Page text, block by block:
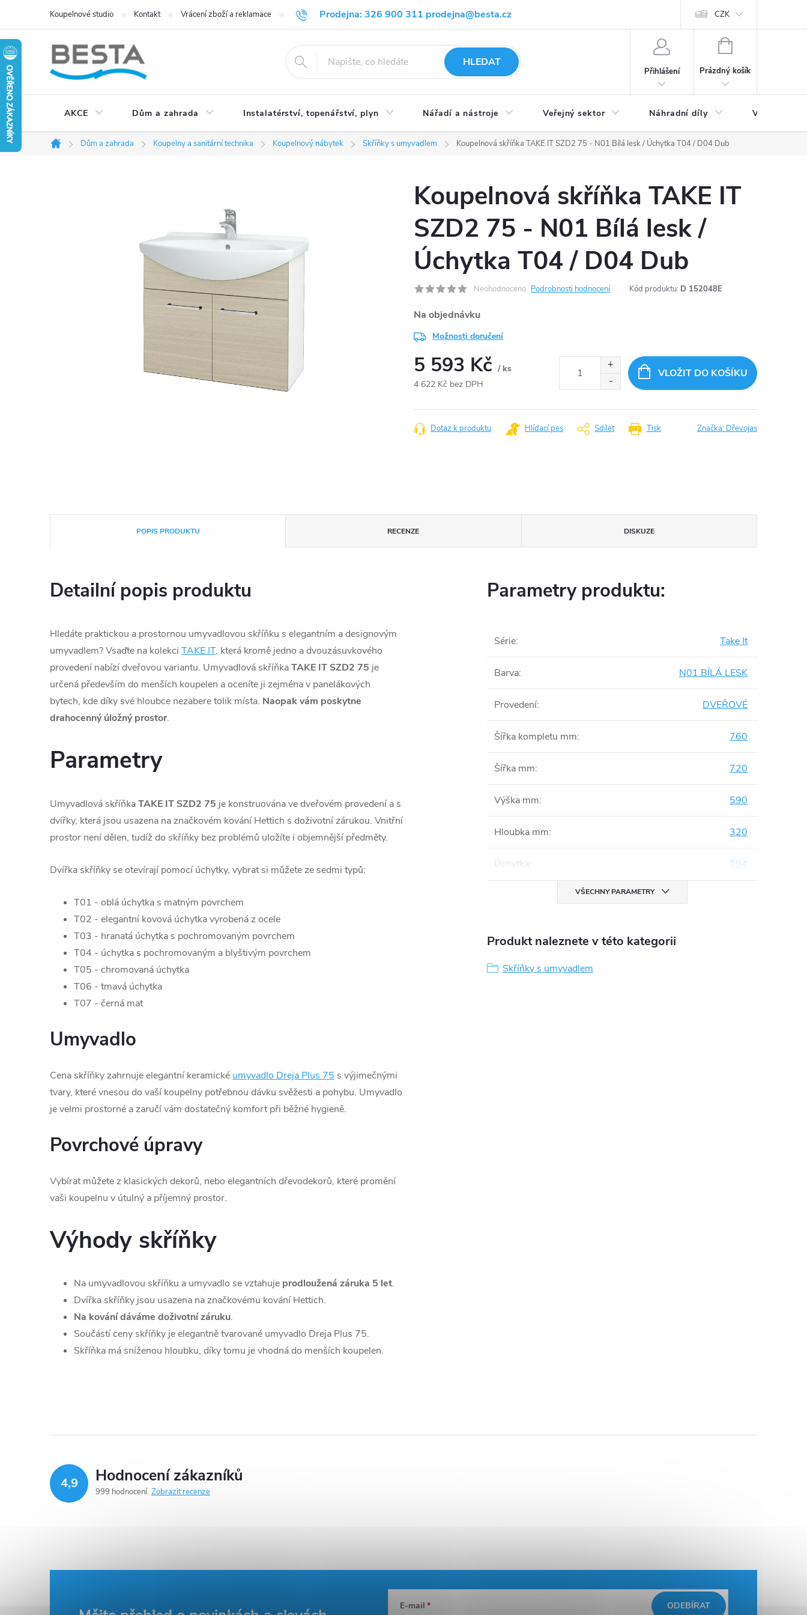
obsah
Prodejna: 326 900 311 prodejna@besta.cz
Koupelnové studio Kontakt Vrácení zboží a reklamace Blog Obchodní podmínky Ochrana osobních údajů CZK
HLEDAT
Přihlášení
NÁKUPNÍ
Prázdný košík
AKCE Dům a zahrada Instalatérství, topenářství, plyn Nářadí a nástroje Veřejný sektor Náhradní díly Výprodej a
Domů
Dům a zahrada Koupelny a sanitární technika Koupelnový nábytek Skříňky s umyvadlem Koupelnová skříňka TAKE IT SZD2 75 - N01 Bílá lesk / Úchytka T04 / D04 Dub
Koupelnová skříňka TAKE IT
SZD2 75 - N01 Bílá lesk /
Úchytka T04 / D04 Dub
Neohodnoceno Podrobnosti hodnocení Kód produktu: D 152048E
Na objednávku
Možnosti doručení
5 593 Kč / ks
4 622 Kč bez DPH
cena:
VLOŽIT DO KOŠÍKU
Tisk
Dotaz k produktu Hlídací pes Sdílet Značka: Dřevojas
POPIS PRODUKTU RECENZE DISKUZE
Detailní popis produktu
Hledáte praktickou a prostornou umyvadlovou skříňku s elegantním a designovým
umyvadlem? Vsaďte na kolekci TAKE IT, která kromě jedno a dvouzásuvkového
provedení nabízí dveřovou variantu. Umyvadlová skříňkaTAKE IT SZD2 75 je
určená především do menších koupelen a oceníte ji zejména v panelákových
bytech, kde díky své hloubce nezabere tolik místa. Naopak vám poskytne
drahocenný úložný prostor.
Parametry
Umyvadlová skříňkaTAKE IT SZD2 75 je konstruována ve dveřovém provedení a s
dvířky, která jsou usazena na značkovém kování Hettich s doživotní zárukou. Vnitřní
prostor není dělen, tudíž do skříňky bez problémů uložíte i objemnější předměty.
Dvířka skříňky se otevírají pomocí úchytky, vybrat si můžete ze sedmi typů:
T01 - oblá úchytka s matným povrchem
T02 - elegantní kovová úchytka vyrobená z ocele
T03 - hranatá úchytka s pochromovaným povrchem
T04 - úchytka s pochromovaným a blyštivým povrchem
T05 - chromovaná úchytka
T06 - tmavá úchytka
T07 - černá mat
Umyvadlo
Cena skříňky zahrnuje elegantní keramické umyvadlo Dreja Plus 75 s výjimečnými
tvary, které vnesou do vaší koupelny potřebnou dávku svěžesti a pohybu. Umyvadlo
je velmi prostorné a zaručí vám dostatečný komfort při běžné hygieně.
Povrchové úpravy
Vybírat můžete z klasických dekorů, nebo elegantních dřevodekorů, které promění
vaši koupelnu v útulný a příjemný prostor.
Výhody skříňky
Na umyvadlovou skříňku a umyvadlo se vztahuje prodloužená záruka 5 let.
Dvířka skříňky jsou usazena na značkovému kování Hettich.
Na kování dáváme doživotní záruku.
Součástí ceny skříňky je elegantně tvarované umyvadlo Dreja Plus 75.
Skříňka má sníženou hloubku, díky tomu je vhodná do menších koupelen.
Parametry produktu:
Série: Take It
Barva: N01 BÍLÁ LESK
Provedení: DVEŘOVÉ
Šířka kompletu mm: 760
Šířka mm: 720
Výška mm: 590
Hloubka mm: 320
Úchytka: T04
VŠECHNY PARAMETRY
Produkt naleznete v této kategorii
Skříňky s umyvadlem
4,9 Hodnocení zákazníků
999 hodnocení Zobrazit recenze
E-mail ODEBÍRAT